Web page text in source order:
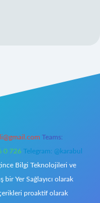
Teams:
0 726 Telegram: @karabul
Bilgi Teknolojileri ve
Yer Sağlayıcı olarak
proaktif olarak